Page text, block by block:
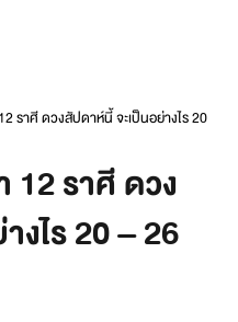
ราศี ดวงสัปดาห์นี้ จะเป็นอย่างไร 20
12 ราศี ดวง
งไร 20 – 26